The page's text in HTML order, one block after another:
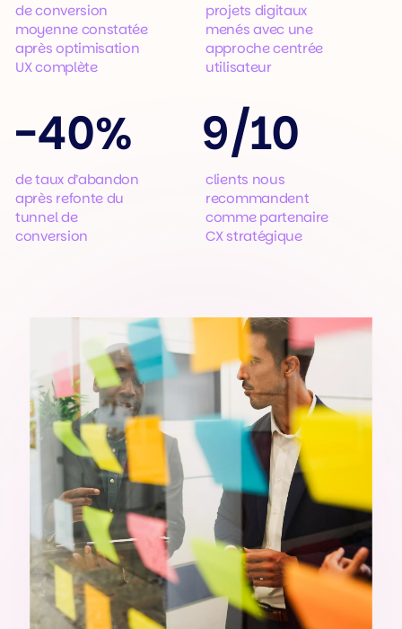
de conversion
moyenne constatée
après optimisation
UX complète
projets digitaux
menés avec une
approche centrée
utilisateur
-40%
de taux d’abandon
après refonte du
tunnel de
conversion
9/10
clients nous
recommandent
comme partenaire
CX stratégique